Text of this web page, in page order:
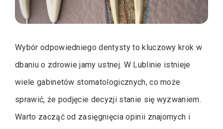
Wybór odpowiedniego dentysty to kluczowy krok w
dbaniu o zdrowie jamy ustnej. W Lublinie istnieje
wiele gabinetów stomatologicznych, co może
sprawić, że podjęcie decyzji stanie się wyzwaniem.
Warto zacząć od zasięgnięcia opinii znajomych i